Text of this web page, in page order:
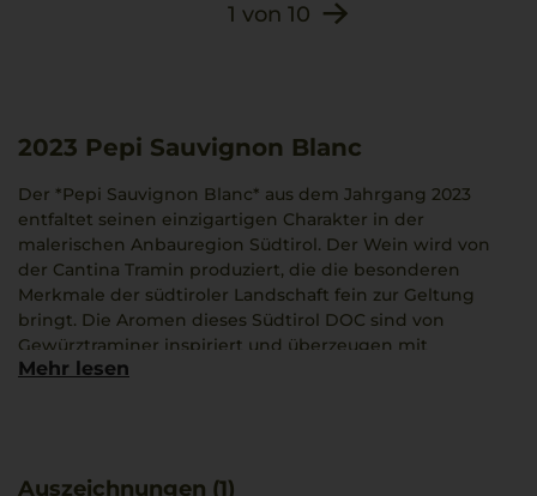
1 von 10
2023 Pepi Sauvignon Blanc
Der *Pepi Sauvignon Blanc* aus dem Jahrgang 2023
entfaltet seinen einzigartigen Charakter in der
malerischen Anbauregion Südtirol. Der Wein wird von
der Cantina Tramin produziert, die die besonderen
Merkmale der südtiroler Landschaft fein zur Geltung
bringt. Die Aromen dieses Südtirol DOC sind von
Gewürztraminer inspiriert und überzeugen mit
intensiven tropischen Früchten und einem Hauch von
Mehr lesen
Auszeichnungen (1)